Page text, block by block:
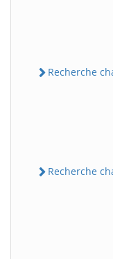
Recherche
Recherche